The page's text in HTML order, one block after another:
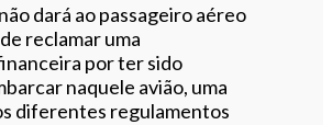
dará ao passageiro aéreo
reclamar uma
por ter sido
naquele avião, uma
diferentes regulamentos